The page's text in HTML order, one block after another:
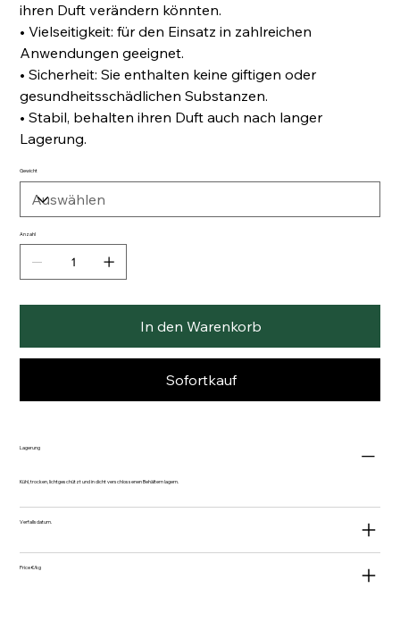
ihren Duft verändern könnten.
• Vielseitigkeit: für den Einsatz in zahlreichen
Anwendungen geeignet.
• Sicherheit: Sie enthalten keine giftigen oder
gesundheitsschädlichen Substanzen.
• Stabil, behalten ihren Duft auch nach langer
Lagerung.
Gewicht
Anzahl
In den Warenkorb
Sofortkauf
Lagerung
Kühl, trocken, lichtgeschützt und in dicht verschlossenen Behältern lagern.
Verfallsdatum.
Price €/kg